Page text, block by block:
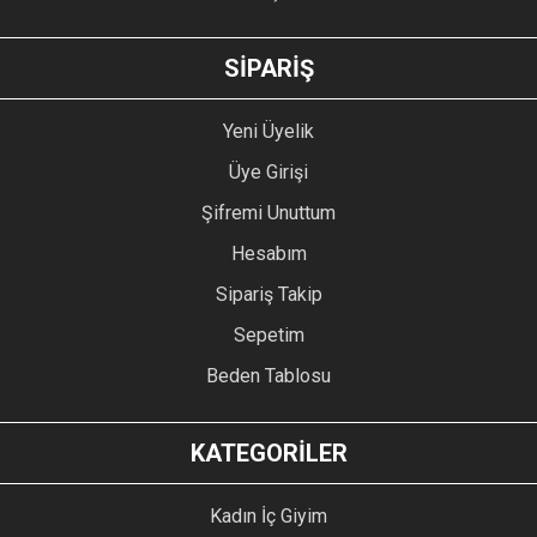
GÖNDER
SİPARİŞ
Yeni Üyelik
Üye Girişi
Şifremi Unuttum
Hesabım
Sipariş Takip
Sepetim
Beden Tablosu
KATEGORİLER
Kadın İç Giyim